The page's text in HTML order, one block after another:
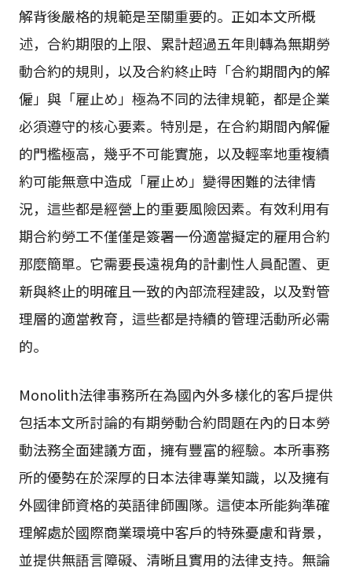
解背後嚴格的規範是至關重要的。正如本文所概
述，合約期限的上限、累計超過五年則轉為無期勞
動合約的規則，以及合約終止時「合約期間內的解
僱」與「雇止め」極為不同的法律規範，都是企業
必須遵守的核心要素。特別是，在合約期間內解僱
的門檻極高，幾乎不可能實施，以及輕率地重複續
約可能無意中造成「雇止め」變得困難的法律情
況，這些都是經營上的重要風險因素。有效利用有
期合約勞工不僅僅是簽署一份適當擬定的雇用合約
那麼簡單。它需要長遠視角的計劃性人員配置、更
新與終止的明確且一致的內部流程建設，以及對管
理層的適當教育，這些都是持續的管理活動所必需
的。
Monolith法律事務所在為國內外多樣化的客戶提供
包括本文所討論的有期勞動合約問題在內的日本勞
動法務全面建議方面，擁有豐富的經驗。本所事務
所的優勢在於深厚的日本法律專業知識，以及擁有
外國律師資格的英語律師團隊。這使本所能夠準確
理解處於國際商業環境中客戶的特殊憂慮和背景，
並提供無語言障礙、清晰且實用的法律支持。無論